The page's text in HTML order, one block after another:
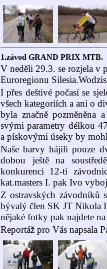
1.závod GRAND PRIX MTB.
V neděli 29.3. se rozjela v
Euroregionu
I přes deštivé počasí se
všech kategoriích a ani o
byla značně pozměněna
svými parametry délkou
a pískovými úseky by
Naše barvy hájili pouze
dobou ještě na
konkurenci 12-ti
kat.masters I. pak Ivo
Z ostravských závodníků
bývalý člen SK JT Nikola
nějaké fotky pak najdete
Reportáž pro Vás napsala